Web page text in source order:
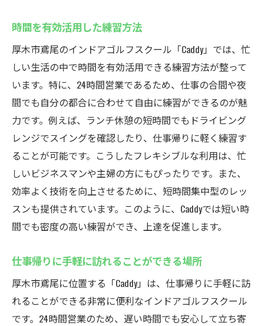
時間を有効活用した練習方法
厚木市鳶尾のインドアゴルフスクール「Caddy」では、忙
しい生活の中で時間を有効活用できる練習方法が整って
います。特に、24時間営業であるため、仕事の合間や夜
間でも自分の都合に合わせて自由に練習ができるのが魅
力です。例えば、ランチ休憩の短時間でもドライビング
レンジでスイングを確認したり、仕事帰りに軽く練習す
ることが可能です。こうしたフレキシブルな利用は、忙
しいビジネスマンや主婦の方にもぴったりです。また、
効率よく技術を向上させるために、短時間集中型のレッ
スンも提供されています。このように、Caddyでは短い時
間でも密度の高い練習ができ、上達を促進します。
仕事帰りに手軽に訪れることができる場所
厚木市鳶尾に位置する「Caddy」は、仕事帰りに手軽に訪
れることができる非常に便利なインドアゴルフスクール
です。24時間営業のため、遅い時間でも安心して立ち寄